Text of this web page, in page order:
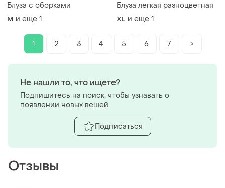
Блуза с оборками
M и еще 1
Блуза легкая разноцветная
XL и еще 1
1 2 3 4 5 6 7 >
Отзывы
Не нашли то, что ищете?
Подпишитесь на поиск, чтобы узнавать о
появлении новых вещей
Подписаться